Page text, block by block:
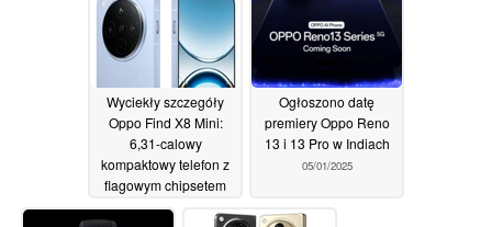
Wyciekły szczegóły
Oppo Find X8 Mini:
6,31-calowy
kompaktowy telefon z
flagowym chipsetem
05/01/2025
Ogłoszono datę
premiery Oppo Reno
13 i 13 Pro w Indiach
05/01/2025